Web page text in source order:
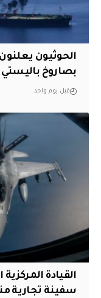
الحوثيون
بصاروخ
قبل يوم واحد
سفينة تجارية